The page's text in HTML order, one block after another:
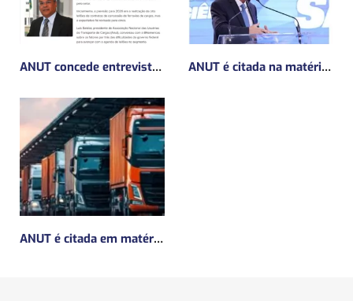
ANUT concede entrevista sobre Concessões Ferroviárias ANUT é citada na matéria da Mundo Logística sobre MP do frete mínimo”
ANUT é citada em matéria da Mundo Logística sobre a MP do Frete